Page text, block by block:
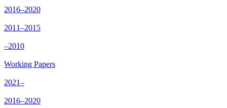
2016–2020
2011–2015
–2010
Working Papers
2021–
2016–2020